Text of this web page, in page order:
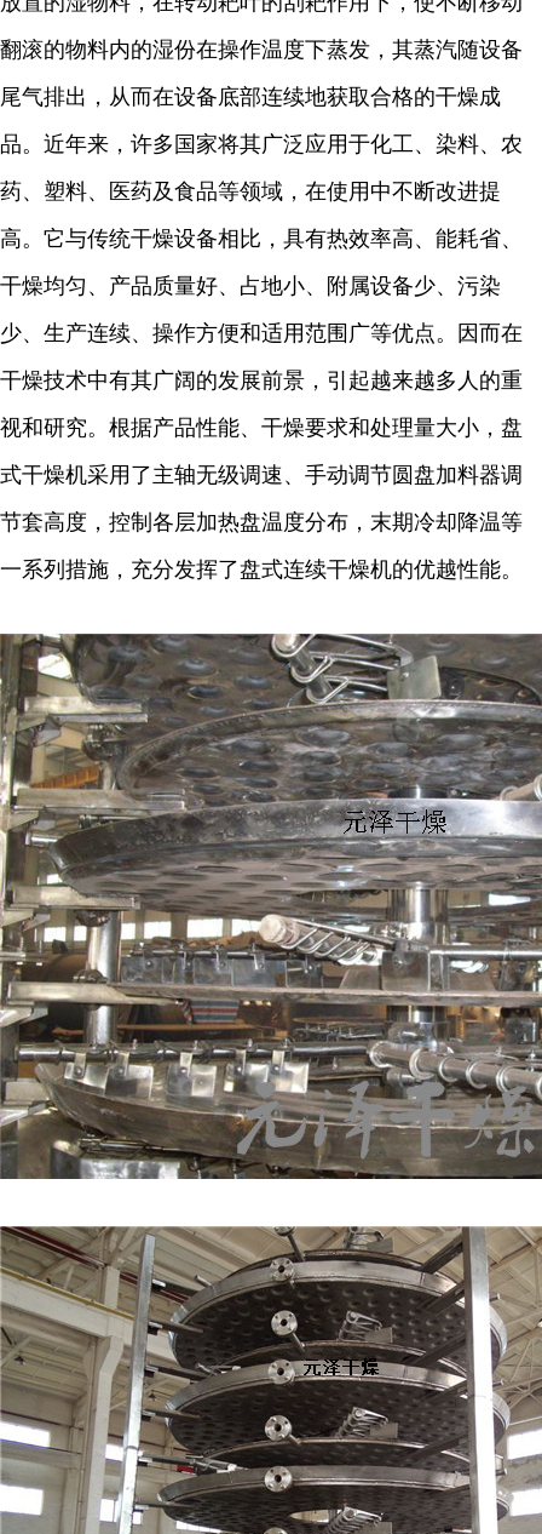
翻滚的物料内的湿份在操作温度下蒸发，其蒸汽随设备
尾气排出，从而在设备底部连续地获取合格的干燥成
品。近年来，许多国家将其广泛应用于化工、染料、农
药、塑料、医药及食品等领域，在使用中不断改进提
高。它与传统干燥设备相比，具有热效率高、能耗省、
干燥均匀、产品质量好、占地小、附属设备少、污染
少、生产连续、操作方便和适用范围广等优点。因而在
干燥技术中有其广阔的发展前景，引起越来越多人的重
视和研究。根据产品性能、干燥要求和处理量大小，盘
式干燥机采用了主轴无级调速、手动调节圆盘加料器调
节套高度，控制各层加热盘温度分布，末期冷却降温等
一系列措施，充分发挥了盘式连续干燥机的优越性能。